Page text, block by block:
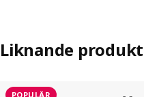
Liknande
POPULÄR